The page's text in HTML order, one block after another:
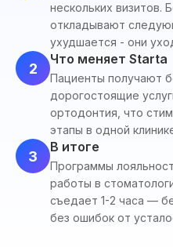
нескольких визитов.
откладывают
ухудшается - они
2
Что меняет Starta
Пациенты получают
дорогостоящие
ортодонтия, что
этапы в одной
3
В итоге
Программы
работы в
съедает 1-2 часа —
без ошибок от